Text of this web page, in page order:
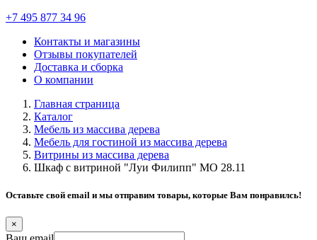
+7 495 877 34 96
Контакты и магазины
Отзывы покупателей
Доставка и сборка
О компании
Главная страница
Каталог
Мебель из массива дерева
Мебель для гостиной из массива дерева
Витрины из массива дерева
Шкаф с витриной "Луи Филипп" МО 28.11
Оставьте свой email и мы отправим товары, которые Вам понравилсь!
×